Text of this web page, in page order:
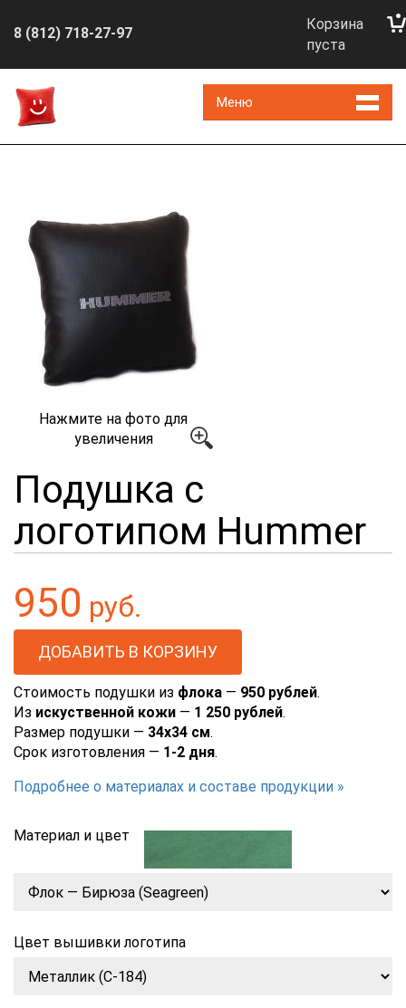
8 (812) 718-27-97
Корзина
пуста
Меню
Нажмите на фото для
увеличения
Подушка с
логотипом Hummer
950 руб.
Стоимость подушки из флока — 950 рублей.
Из искуственной кожи — 1 250 рублей.
Размер подушки — 34х34 см.
Срок изготовления — 1-2 дня.
Подробнее о материалах и составе продукции »
Материал и цвет
Цвет вышивки логотипа